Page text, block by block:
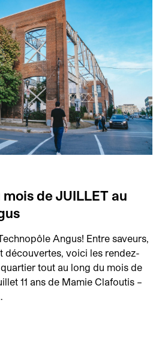
de JUILLET au
Angus! Entre saveurs,
découvertes, voici les rendez-
tout au long du mois de
11 ans de Mamie Clafoutis –